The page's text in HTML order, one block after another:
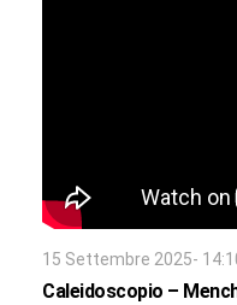
15 Settembre 2025-
Caleidoscopio –